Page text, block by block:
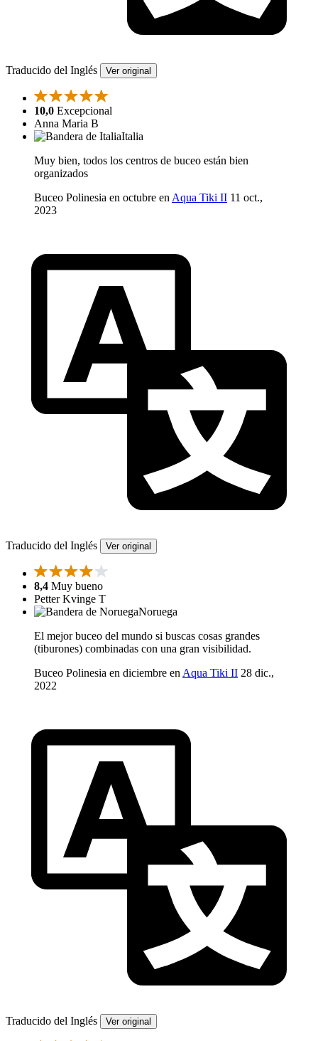
Traducido del Inglés Ver original
10,0 Excepcional
Anna Maria B
Italia
Muy bien, todos los centros de buceo están bien
organizados
Buceo Polinesia en octubre en Aqua Tiki II 11 oct.,
2023
Traducido del Inglés Ver original
8,4 Muy bueno
Petter Kvinge T
Noruega
El mejor buceo del mundo si buscas cosas grandes
(tiburones) combinadas con una gran visibilidad.
Buceo Polinesia en diciembre en Aqua Tiki II 28 dic.,
2022
Traducido del Inglés Ver original